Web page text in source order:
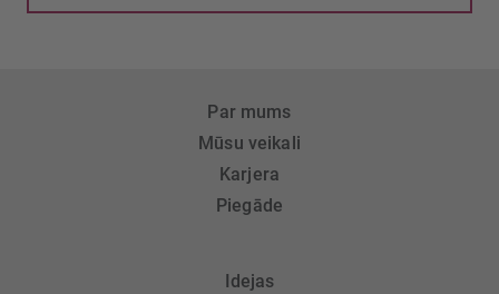
Par mums
Mūsu veikali
Karjera
Piegāde
Idejas